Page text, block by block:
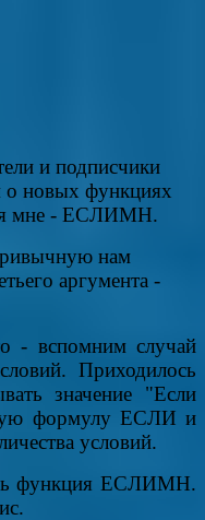
и подписчики
о новых функциях
мне - ЕСЛИМН.
нам
аргумента -
- вспомним случай
Приходилось
значение "Если
формулу ЕСЛИ и
условий.
функция ЕСЛИМН.